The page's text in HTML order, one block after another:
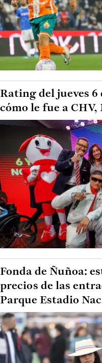
Rating del jueves 6
cómo le fue a CHV,
Fonda de Ñuñoa:
precios de las
Parque Estadio